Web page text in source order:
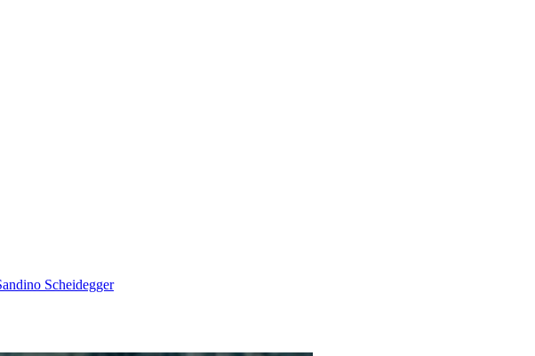
Scheidegger